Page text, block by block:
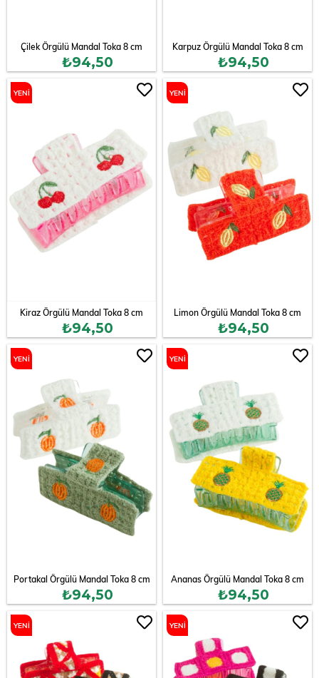
Çilek Örgülü Mandal Toka 8 cm
₺94,50
Karpuz Örgülü Mandal Toka 8 cm
₺94,50
Kiraz Örgülü Mandal Toka 8 cm
₺94,50
YENI
Limon Örgülü Mandal Toka 8 cm
₺94,50
YENI
Portakal Örgülü Mandal Toka 8 cm
₺94,50
YENI
Ananas Örgülü Mandal Toka 8 cm
₺94,50
YENI
YENI YENI